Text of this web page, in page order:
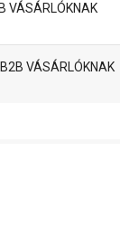
VÁSÁRLÓKNAK
VÁSÁRLÓKNAK